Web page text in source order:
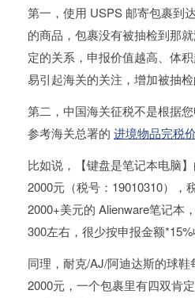
第一，使用 USPS 邮寄包裹到
的商品，包裹没有被抽检到那
定的关系，申报价值越高、体
易引起海关的关注，增加被抽检
第二，中国海关征税不是根据
参考海关总署的 进境物品完税
比如说，【键盘是笔记本电脑
2000元（税号：19010310），
2000+美元的 Alienware笔记本
300左右，很少按申报金额*15%
同理，耐克/AJ/阿迪达斯的球
2000元，一个包裹里有四双肯